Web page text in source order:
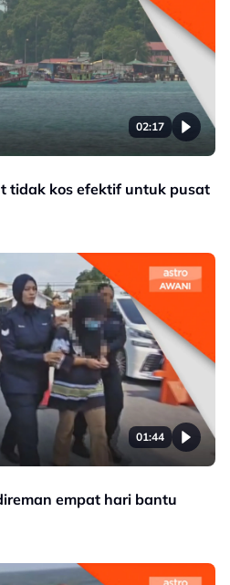
02:17
tidak kos efektif untuk pusat
01:44
empat hari bantu